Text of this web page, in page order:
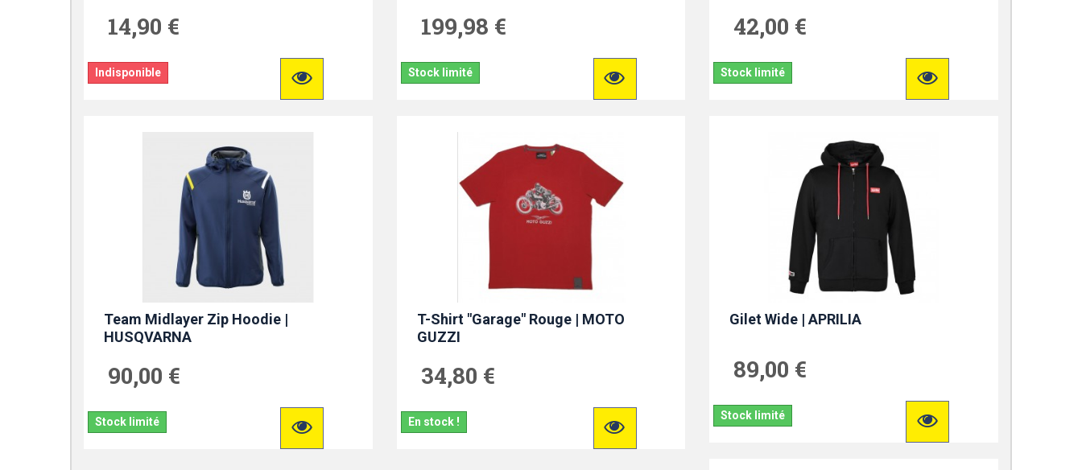
14,90 €
Indisponible
199,98 €
Stock limité
42,00 €
Stock limité
Team Midlayer Zip Hoodie |
HUSQVARNA
90,00 €
Stock limité
T-Shirt "Garage" Rouge | MOTO
GUZZI
34,80 €
En stock !
Gilet Wide | APRILIA
89,00 €
Stock limité